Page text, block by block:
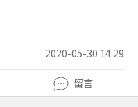
2020-05-30 14:29
留言